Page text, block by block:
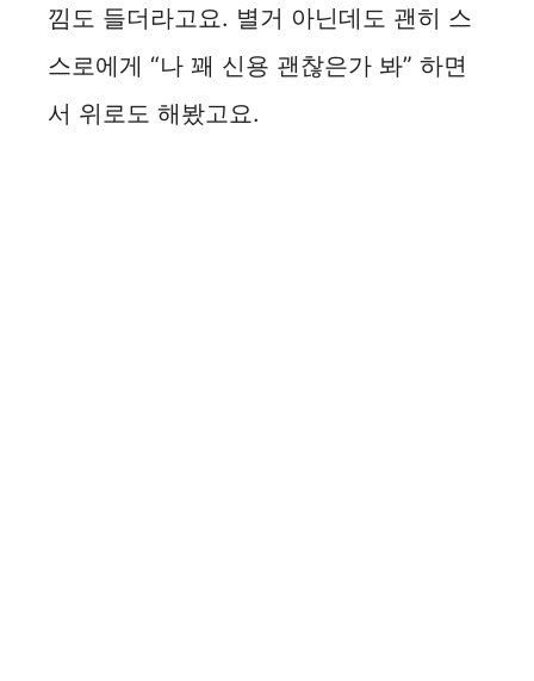
낌도 들더라고요. 별거 아닌데도 괜히 스
스로에게 “나 꽤 신용 괜찮은가 봐” 하면
서 위로도 해봤고요.